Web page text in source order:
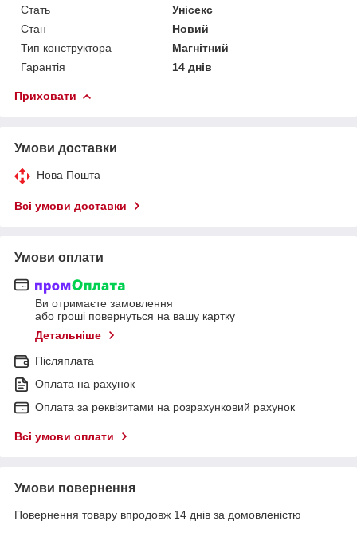
Стать
Унісекс
Стан
Новий
Тип конструктора
Магнітний
Гарантія
14 днів
Приховати
Умови доставки
Нова Пошта
Всі умови доставки
Умови оплати
Ви отримаєте замовлення
або гроші повернуться на вашу картку
Детальніше
Післяплата
Оплата на рахунок
Оплата за реквізитами на розрахунковий рахунок
Всі умови оплати
Умови повернення
Повернення товару впродовж 14 днів за домовленістю